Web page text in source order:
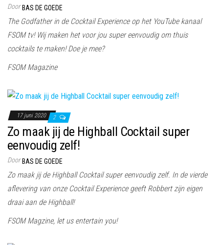
Door BAS DE GOEDE
The Godfather in de Cocktail Experience op het YouTube kanaal
FSOM tv! Wij maken het voor jou super eenvoudig om thuis
cocktails te maken! Doe je mee?
FSOM Magazine
17 juni 2020 2
Zo maak jij de Highball Cocktail super
eenvoudig zelf!
Door BAS DE GOEDE
Zo maak jij de Highball Cocktail super eenvoudig zelf. In de vierde
aflevering van onze Cocktail Experience geeft Robbert zijn eigen
draai aan de Highball!
FSOM Magzine, let us entertain you!